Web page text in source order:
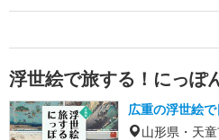
浮世絵で旅する！にっぽ
広重の浮世絵
山形県・天